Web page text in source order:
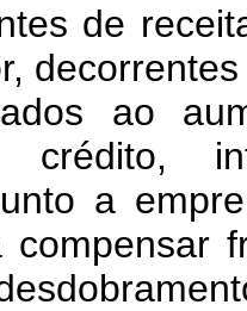
de
ao
crédito,
a
compensar